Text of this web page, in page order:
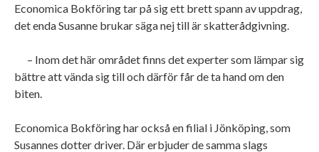
Economica Bokföring tar på sig ett brett spann av uppdrag,
det enda Susanne brukar säga nej till är skatterådgivning.
– Inom det här området finns det experter som lämpar sig
bättre att vända sig till och därför får de ta hand om den
biten.
Economica Bokföring har också en filial i Jönköping, som
Susannes dotter driver. Där erbjuder de samma slags